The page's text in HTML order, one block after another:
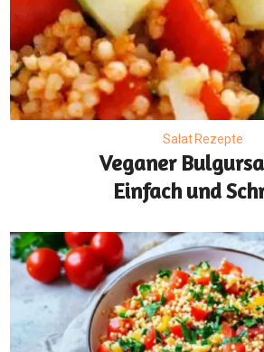
Salat Rezepte
Veganer
Einfach und